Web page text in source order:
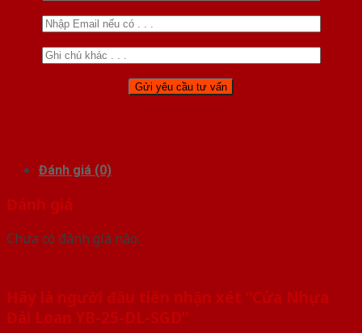
Đánh giá (0)
Đánh giá
Chưa có đánh giá nào.
Hãy là người đầu tiên nhận xét “Cửa Nhựa
Đài Loan YB-25-DL-SGD”